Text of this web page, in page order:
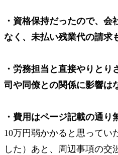
・資格保持だったので、会
なく、未払い残業代の請求
・労務担当と直接やりと
司や同僚との関係に影響は
・費用はページ記載の通り
10万円弱かかると思ってい
した） あと、周辺事項の交